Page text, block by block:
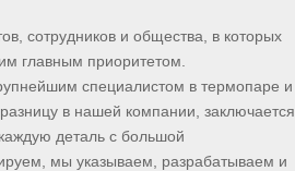
сотрудников и общества, в которых
главным приоритетом.
специалистом в термопаре и
в нашей компании, заключается
деталь с большой
мы указываем, разрабатываем и